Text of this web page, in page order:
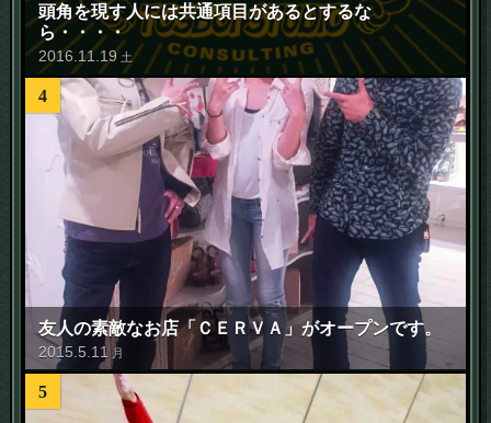
頭角を現す人には共通項目があるとするな
ら・・・・
2016.11.19 土
4
友人の素敵なお店「ＣＥＲＶＡ」がオープンです。
2015.5.11 月
5